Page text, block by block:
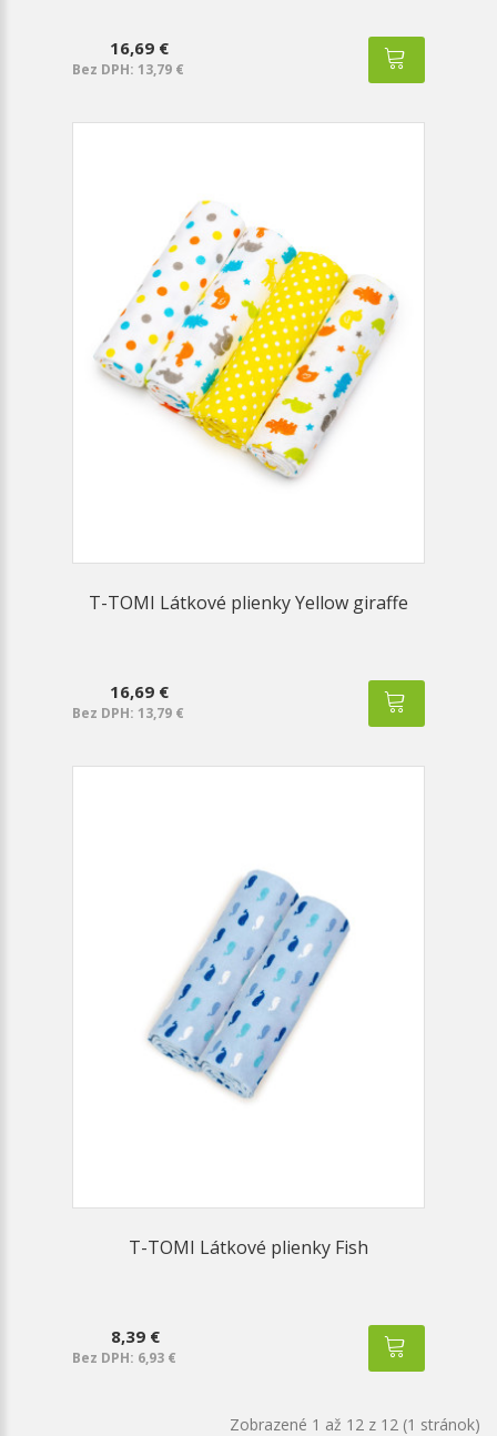
16,69 €
Bez DPH: 13,79 €
T-TOMI Látkové plienky Yellow giraffe
16,69 €
Bez DPH: 13,79 €
T-TOMI Látkové plienky Fish
8,39 €
Bez DPH: 6,93 €
Zobrazené 1 až 12 z 12 (1 stránok)